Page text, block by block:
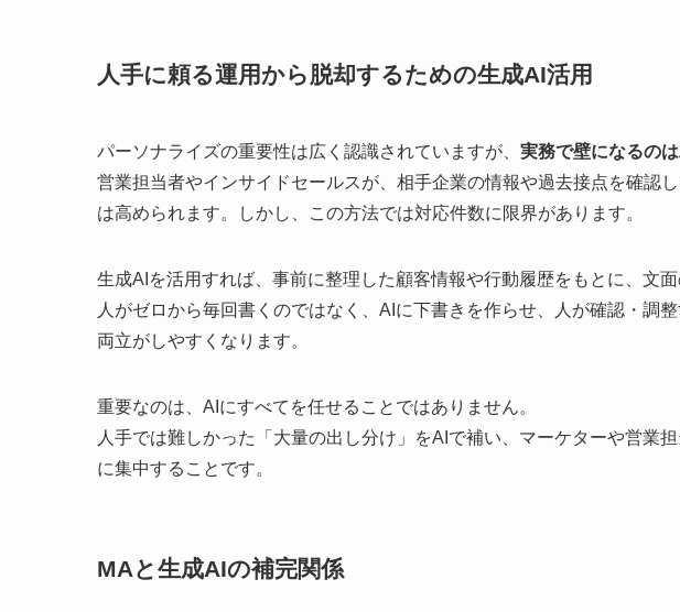
人手に頼る運用から脱却するための生成AI活用
パーソナライズの重要性は広く認識されていますが、 実務で壁になるの
営業担当者やインサイドセールスが、相手企業の情報や過去接点を確認
は高められます。しかし、この方法では対応件数に限界があります。
生成AIを活用すれば、事前に整理した顧客情報や行動履歴をもとに、文
人がゼロから毎回書くのではなく、AIに下書きを作らせ、人が確認・調
両立がしやすくなります。
重要なのは、AIにすべてを任せることではありません。
人手では難しかった「大量の出し分け」をAIで補い、マーケターや営業
に集中することです。
MAと生成AIの補完関係